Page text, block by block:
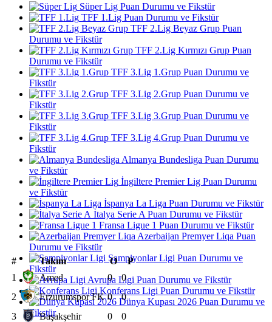
Süper Lig Puan Durumu ve Fikstür
TFF 1.Lig Puan Durumu ve Fikstür
TFF 2.Lig Beyaz Grup Puan
Durumu ve Fikstür
TFF 2.Lig Kırmızı Grup Puan
Durumu ve Fikstür
TFF 3.Lig 1.Grup Puan Durumu ve
Fikstür
TFF 3.Lig 2.Grup Puan Durumu ve
Fikstür
TFF 3.Lig 3.Grup Puan Durumu ve
Fikstür
TFF 3.Lig 4.Grup Puan Durumu ve
Fikstür
Almanya Bundesliga Puan Durumu
ve Fikstür
İngiltere Premier Lig Puan Durumu
ve Fikstür
İspanya La Liga Puan Durumu ve Fikstür
İtalya Serie A Puan Durumu ve Fikstür
Fransa Ligue 1 Puan Durumu ve Fikstür
Azerbaijan Premyer Liqa Puan
Durumu ve Fikstür
Şampiyonlar Ligi Puan Durumu ve
Fikstür
Avrupa Ligi Puan Durumu ve Fikstür
Konferans Ligi Puan Durumu ve Fikstür
Dünya Kupası 2026 Puan Durumu ve
Fikstür
# Takım O
P
1
Amed 0
0
2
Erzurumspor FK 0
0
3
Başakşehir 0
0